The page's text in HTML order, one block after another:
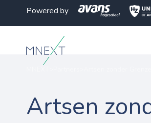
Powered by
Artsen